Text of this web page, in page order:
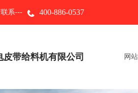
系--- 400-886-0537
带给料机有限公司 网